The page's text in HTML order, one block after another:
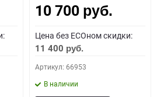
10 700 руб.
Цена без ECOном скидки:
11 400 руб.
Артикул: 66953
В наличии